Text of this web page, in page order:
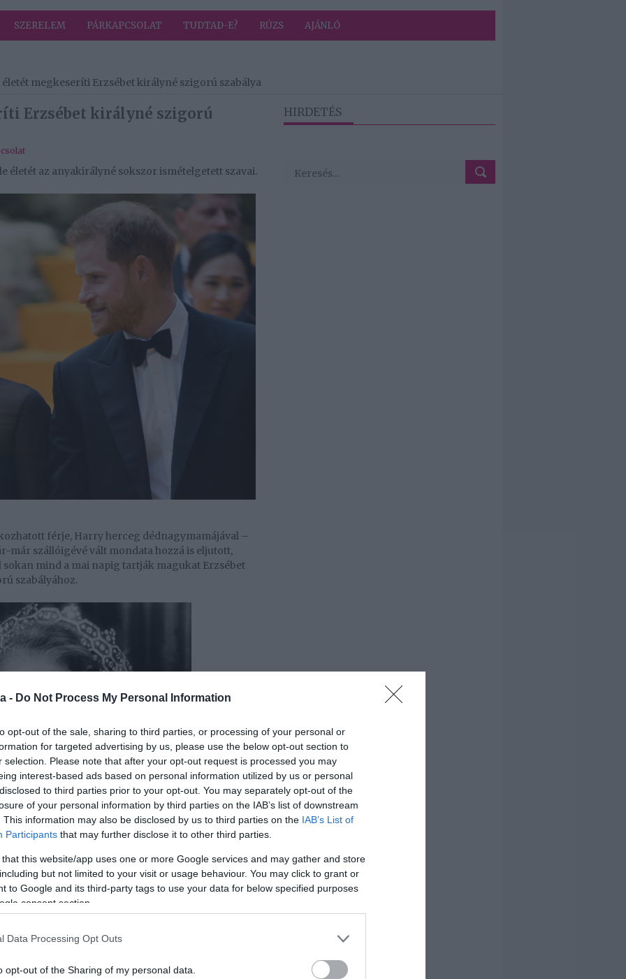
- Do Not Process My Personal Information
opt-out of the sale, sharing to third parties, or processing of your personal or
for targeted advertising by us, please use the below opt-out section to
selection. Please note that after your opt-out request is processed you may
interest-based ads based on personal information utilized by us or personal
to third parties prior to your opt-out. You may separately opt-out of the
of your personal information by third parties on the IAB’s list of downstream
This information may also be disclosed by us to third parties on the IAB’s List of
Participants that may further disclose it to other third parties.
that this website/app uses one or more Google services and may gather and store
but not limited to your visit or usage behaviour. You may click to grant or
to Google and its third-party tags to use your data for below specified purposes
consent section.
Data Processing Opt Outs
opt-out of the Sharing of my personal data.
SZERELEM PÁRKAPCSOLAT TUDTAD-E? RÚZS AJÁNLÓ
megkeseríti Erzsébet királyné szigorú szabálya
Erzsébet királyné szigorú
életét az anyakirályné sokszor ismételgetett szavai.
férje, Harry herceg dédnagymamájával –
már szállóigévé vált mondata hozzá is eljutott,
mind a mai napig tartják magukat Erzsébet
szabályához.
HIRDETÉS